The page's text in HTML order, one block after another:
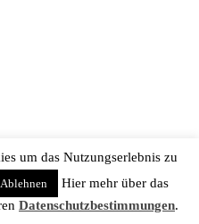
um das Nutzungserlebnis zu
Ablehnen
Hier mehr über das
Datenschutzbestimmungen.